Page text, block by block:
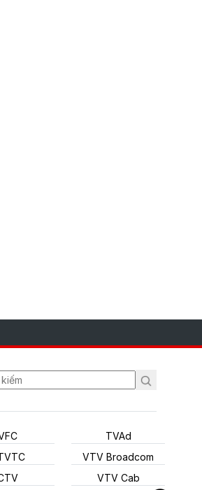
TVAd
VTV Broadcom
VTV Cab